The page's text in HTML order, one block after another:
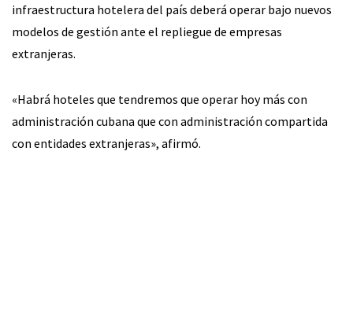
infraestructura hotelera del país deberá operar bajo nuevos
modelos de gestión ante el repliegue de empresas
extranjeras.
«Habrá hoteles que tendremos que operar hoy más con
administración cubana que con administración compartida
con entidades extranjeras», afirmó.